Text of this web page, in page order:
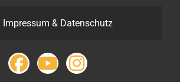
Impressum & Datenschutz